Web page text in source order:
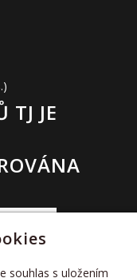
JE
souhlas s uložením